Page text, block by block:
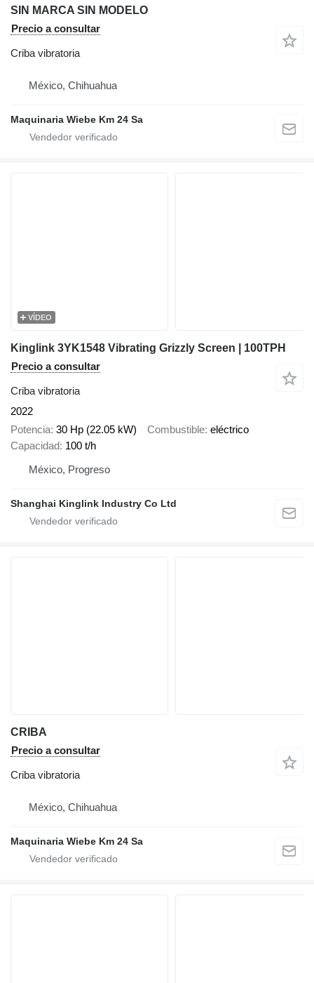
SIN MARCA SIN MODELO
Precio a consultar
Criba vibratoria
México, Chihuahua
Maquinaria Wiebe Km 24 Sa
VÍDEO
Kinglink 3YK1548 Vibrating Grizzly Screen | 100TPH
Precio a consultar
Criba vibratoria
2022
Potencia 30 Hp (22.05 kW) Combustible eléctrico
Capacidad 100 t/h
México, Progreso
Shanghai Kinglink Industry Co Ltd
CRIBA
Precio a consultar
Criba vibratoria
México, Chihuahua
Maquinaria Wiebe Km 24 Sa